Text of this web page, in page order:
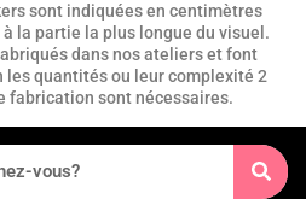
sont indiquées en centimètres
la partie la plus longue du visuel.
dans nos ateliers et font
les quantités ou leur complexité 2
fabrication sont nécessaires.